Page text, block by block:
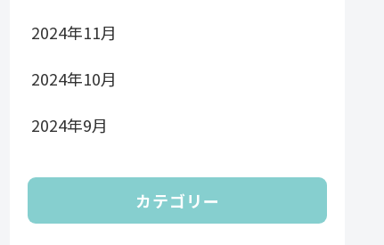
2024年11月
2024年10月
2024年9月
カテゴリー